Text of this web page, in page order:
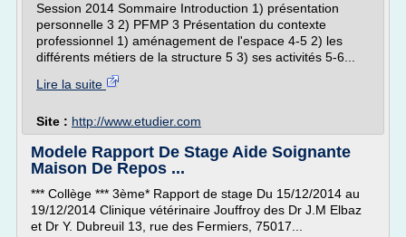
Session 2014 Sommaire Introduction 1) présentation
personnelle 3 2) PFMP 3 Présentation du contexte
professionnel 1) aménagement de l'espace 4-5 2) les
différents métiers de la structure 5 3) ses activités 5-6...
Lire la suite
Site : http://www.etudier.com
Modele Rapport De Stage Aide Soignante
Maison De Repos ...
*** Collège *** 3ème* Rapport de stage Du 15/12/2014 au
19/12/2014 Clinique vétérinaire Jouffroy des Dr J.M Elbaz
et Dr Y. Dubreuil 13, rue des Fermiers, 75017...